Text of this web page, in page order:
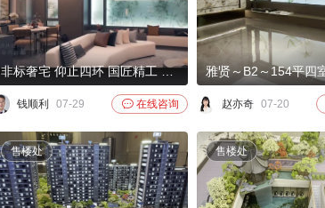
非标奢宅 仰止四环 国匠精工 人居峯范 — 京能 • 西贤府 — 建面约125-173㎡非标奢宅
钱顺利 07-29  在线咨询
雅贤～B2～154平四
赵亦奇 07-20
售楼处 售楼处